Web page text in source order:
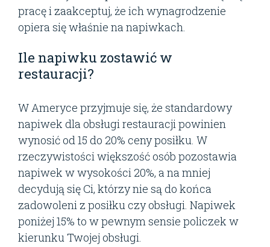
pracę i zaakceptuj, że ich wynagrodzenie
opiera się właśnie na napiwkach.
Ile napiwku zostawić w
restauracji?
W Ameryce przyjmuje się, że standardowy
napiwek dla obsługi restauracji powinien
wynosić od 15 do 20% ceny posiłku. W
rzeczywistości większość osób pozostawia
napiwek w wysokości 20%, a na mniej
decydują się Ci, którzy nie są do końca
zadowoleni z posiłku czy obsługi. Napiwek
poniżej 15% to w pewnym sensie policzek w
kierunku Twojej obsługi.